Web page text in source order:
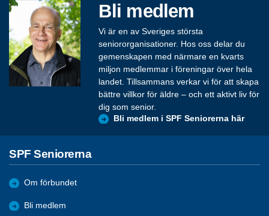
Bli medlem
Vi är en av Sveriges största
seniororganisationer. Hos oss delar du
gemenskapen med närmare en kvarts
miljon medlemmar i föreningar över hela
landet. Tillsammans verkar vi för att skapa
bättre villkor för äldre – och ett aktivt liv för
dig som senior.
Bli medlem i SPF Seniorerna här
SPF Seniorerna
Om förbundet
Bli medlem